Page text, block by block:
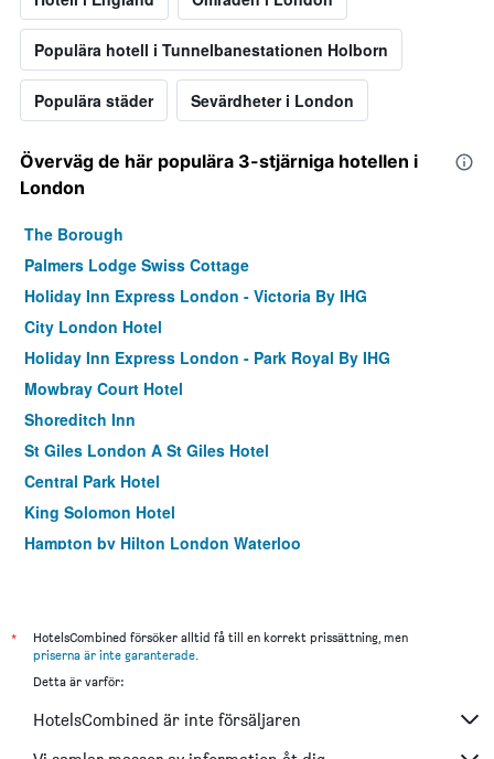
Populära hotell i Tunnelbanestationen Holborn
Populära städer Sevärdheter i London
Överväg de här populära 3-stjärniga hotellen i
London
The Borough
Palmers Lodge Swiss Cottage
Holiday Inn Express London - Victoria By IHG
City London Hotel
Holiday Inn Express London - Park Royal By IHG
Mowbray Court Hotel
Shoreditch Inn
St Giles London A St Giles Hotel
Central Park Hotel
King Solomon Hotel
Hampton by Hilton London Waterloo
London House Hotel
Tavistock Hotel
Best Western Buckingham Palace Rd
*
HotelsCombined försöker alltid få till en korrekt prissättning, men
priserna är inte garanterade.
Detta är varför:
HotelsCombined är inte försäljaren